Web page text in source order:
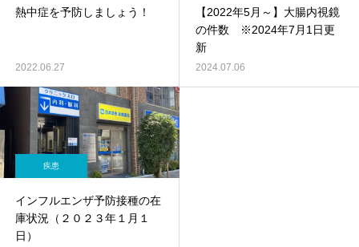
熱中症を予防しましょう！
2022.06.27
【2022年5月～】大腸内視鏡
の件数 ※2024年7月1日更
新
2024.07.06
疾患
インフルエンザ予防接種の在
庫状況（２０２３年１月１
日）